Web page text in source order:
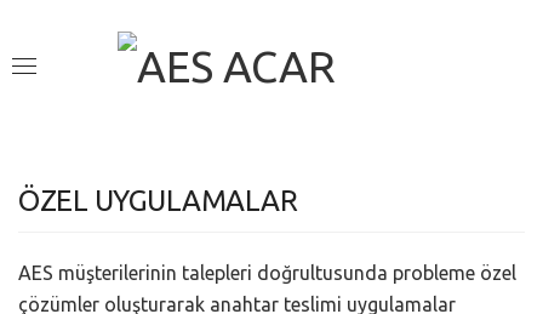
ÖZEL UYGULAMALAR
AES müşterilerinin talepleri doğrultusunda probleme özel
çözümler oluşturarak anahtar teslimi uygulamalar